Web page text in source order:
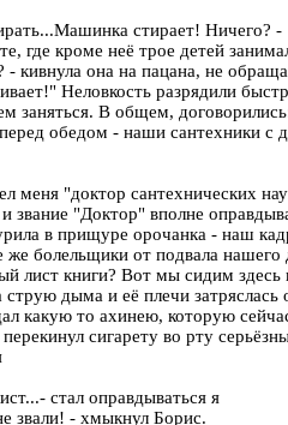
стирает! Ничего? -
где кроме неё трое детей
кивнула она на пацана, не
Неловкость разрядили
заняться. В общем,
обедом - наши сантехники с
"доктор сантехнических
звание "Доктор" вполне
в прищуре орочанка - наш
же болельщики от подвала нашего
лист книги? Вот мы сидим
дыма и её плечи затряслась
какую то ахинею, которую
сигарету во рту
стал оправдываться я
звали! - хмыкнул Борис.